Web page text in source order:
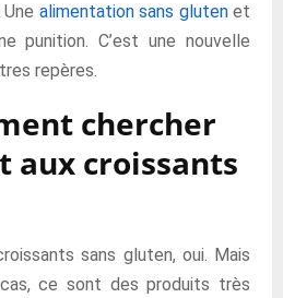
alimentation sans glutenet
punition. C’est une nouvelle
repères.
chercher
aux croissants
sans gluten, oui. Mais
ce sont des produits très